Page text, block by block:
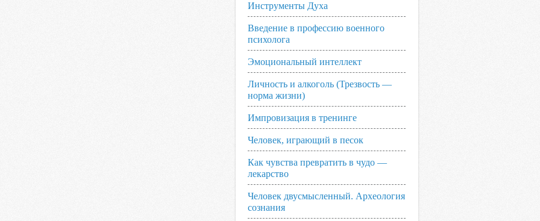
Инструменты Духа
Введение в профессию военного
психолога
Эмоциональный интеллект
Личность и алкоголь (Трезвость —
норма жизни)
Импровизация в тренинге
Человек, играющий в песок
Как чувства превратить в чудо —
лекарство
Человек двусмысленный. Археология
сознания